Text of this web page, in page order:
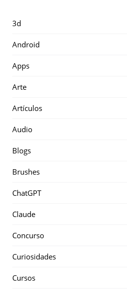
3d
Android
Apps
Arte
Artículos
Audio
Blogs
Brushes
ChatGPT
Claude
Concurso
Curiosidades
Cursos